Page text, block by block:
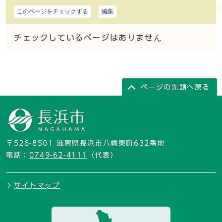
このページをチェックする 編集
チェックしているページはありません
ページの先頭へ戻る
〒526-8501 滋賀県長浜市八幡東町632番地
電話： 0749-62-4111 （代表）
サイトマップ